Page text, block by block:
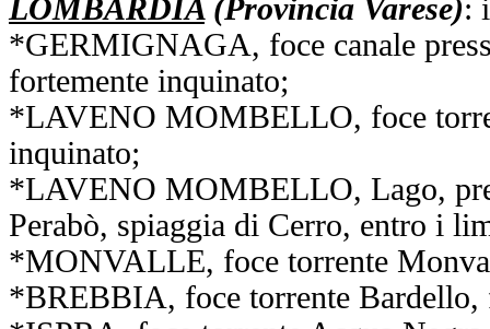
LOMBARDIA(Provincia Varese):
*GERMIGNAGA, foce canale
fortemente inquinato;
*LAVENO MOMBELLO, foce
inquinato;
*LAVENO MOMBELLO, Lago,
Perabò, spiaggia di Cerro, entro i
*MONVALLE, foce torrente
*BREBBIA, foce torrente Bardello,